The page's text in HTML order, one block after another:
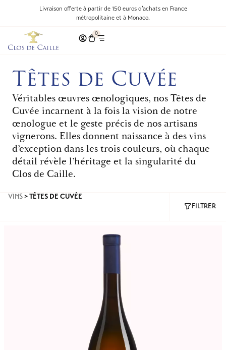
Livraison offerte à partir de 150 euros d’achats en France
métropolitaine et à Monaco.
0
Têtes de Cuvée
Véritables œuvres œnologiques, nos Têtes de
Cuvée incarnent à la fois la vision de notre
œnologue et le geste précis de nos artisans
vignerons. Elles donnent naissance à des vins
d’exception dans les trois couleurs, où chaque
détail révèle l’héritage et la singularité du
Clos de Caille.
VINS>TÊTES DE CUVÉE
FILTRER